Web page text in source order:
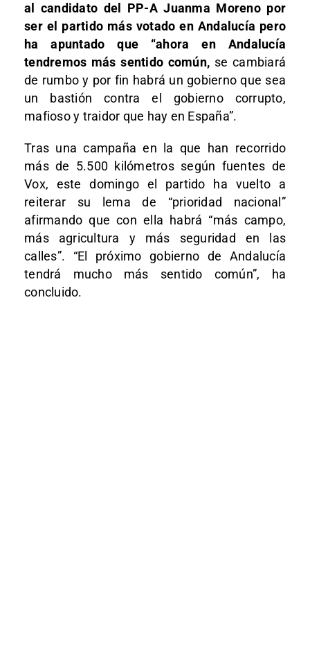
al candidato del PP-A Juanma Moreno por
ser el partido más votado en Andalucía pero
ha apuntado que “ahora en Andalucía
tendremos más sentido común, se cambiará
de rumbo y por fin habrá un gobierno que sea
un bastión contra el gobierno corrupto,
mafioso y traidor que hay en España”.
Tras una campaña en la que han recorrido
más de 5.500 kilómetros según fuentes de
Vox, este domingo el partido ha vuelto a
reiterar su lema de “prioridad nacional”
afirmando que con ella habrá “más campo,
más agricultura y más seguridad en las
calles”. “El próximo gobierno de Andalucía
tendrá mucho más sentido común”, ha
concluido.